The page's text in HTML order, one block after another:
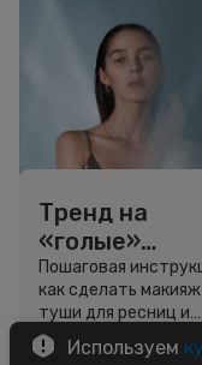
Тренд на
«голые»
ресницы: как
выглядеть
свежо, не
используя
Пошаговая
как сделать
туши для ресниц и
звёздный образ для
вдохновения.
Используем